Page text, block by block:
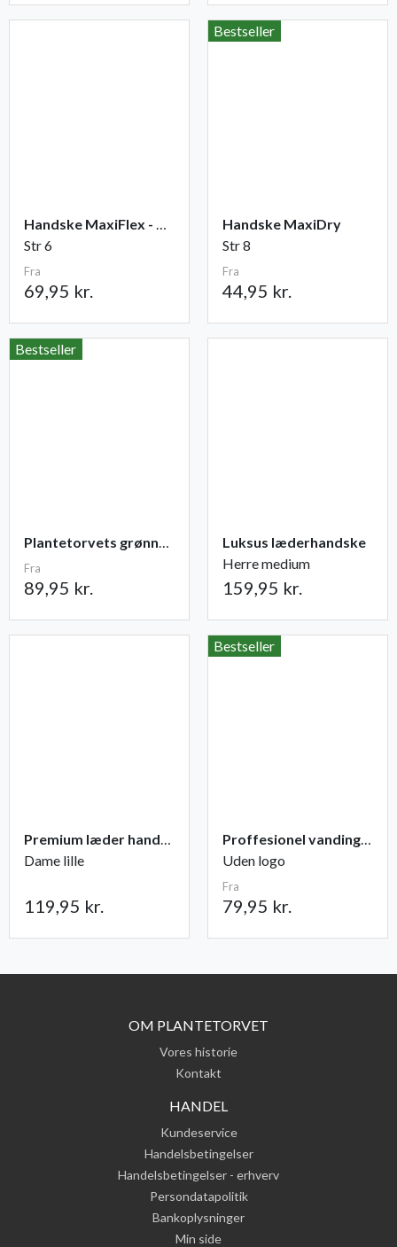
Str 6
Fra
69,95 kr.
Bestseller
Handske MaxiDry
Str 8
Fra
44,95 kr.
Bestseller
Fra
89,95 kr.
Luksus læderhandske
Herre medium
159,95 kr.
Dame lille
119,95 kr.
Bestseller
Uden logo
Fra
79,95 kr.
OM PLANTETORVET
Vores historie
Kontakt
HANDEL
Kundeservice
Handelsbetingelser
Handelsbetingelser - erhverv
Persondatapolitik
Bankoplysninger
Min side